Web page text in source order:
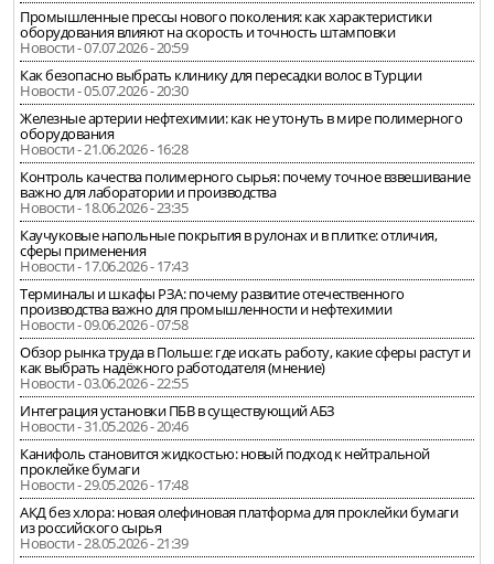
Промышленные прессы нового поколения: как характеристики
оборудования влияют на скорость и точность штамповки
Новости - 07.07.2026 - 20:59
Как безопасно выбрать клинику для пересадки волос в Турции
Новости - 05.07.2026 - 20:30
Железные артерии нефтехимии: как не утонуть в мире полимерного
оборудования
Новости - 21.06.2026 - 16:28
Контроль качества полимерного сырья: почему точное взвешивание
важно для лаборатории и производства
Новости - 18.06.2026 - 23:35
Каучуковые напольные покрытия в рулонах и в плитке: отличия,
сферы применения
Новости - 17.06.2026 - 17:43
Терминалы и шкафы РЗА: почему развитие отечественного
производства важно для промышленности и нефтехимии
Новости - 09.06.2026 - 07:58
Обзор рынка труда в Польше: где искать работу, какие сферы растут и
как выбрать надёжного работодателя (мнение)
Новости - 03.06.2026 - 22:55
Интеграция установки ПБВ в существующий АБЗ
Новости - 31.05.2026 - 20:46
Канифоль становится жидкостью: новый подход к нейтральной
проклейке бумаги
Новости - 29.05.2026 - 17:48
АКД без хлора: новая олефиновая платформа для проклейки бумаги
из российского сырья
Новости - 28.05.2026 - 21:39